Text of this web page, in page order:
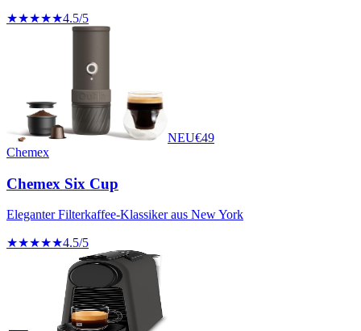
★★★★★4.5/5
NEU€49
Chemex
Chemex Six Cup
Eleganter Filterkaffee-Klassiker aus New York
★★★★★4.5/5